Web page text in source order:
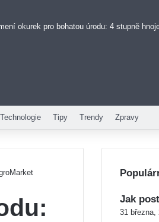
okurek pro bohatou úrodu: 4 stupně
Technologie Tipy Trendy Zpravy
Jak
31 března,